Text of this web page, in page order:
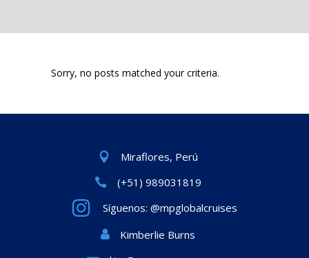
Sorry, no posts matched your criteria.
Miraflores, Perú
(+51) 989031819
Síguenos: @mpglobalcruises
Kimberlie Burns